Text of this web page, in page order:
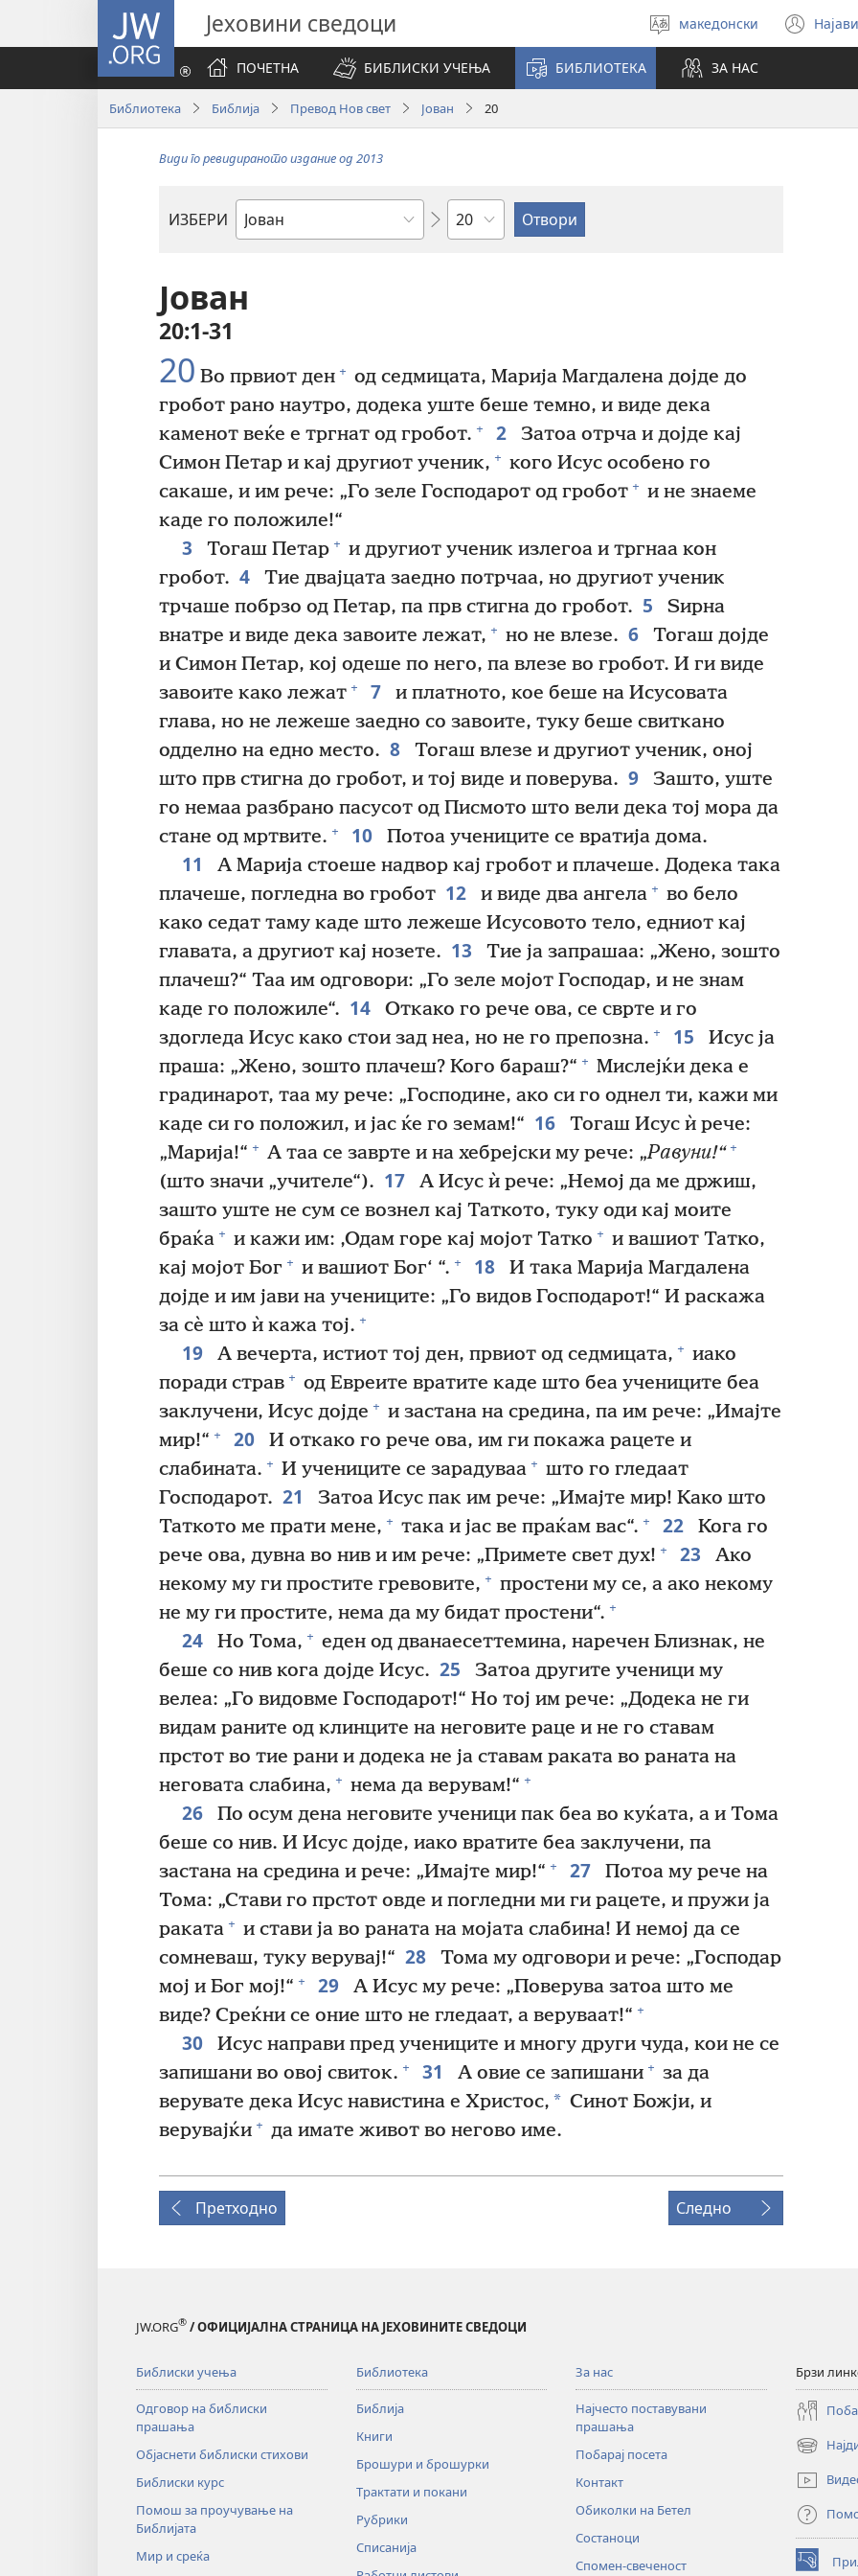
JW.ORG Јеховини сведоци
Избери
јазик
македонски
new
ПОЧЕТНА
БИБЛИСКИ УЧЕЊА БИБЛИОТЕКА ЗА НАС
Библиотека Библија Превод Нов свет Јован 20
Види го ревидираното издание од 2013
ИЗБЕРИ
Библиска
Поглавје
Јован
20:1-31
20 Во првиот ден + од седмицата, Марија Магдалена дојде до
гробот рано наутро, додека уште беше темно, и виде дека
каменот веќе е тргнат од гробот. + 2
Затоа отрча и дојде кај
Симон Петар и кај другиот ученик, + кого Исус особено го
сакаше, и им рече: „Го зеле Господарот од гробот + и не знаеме
каде го положиле!“
3 Тогаш Петар + и другиот ученик излегоа и тргнаа кон
гробот. 4
Тие двајцата заедно потрчаа, но другиот ученик
трчаше побрзо од Петар, па прв стигна до гробот. 5
Ѕирна
внатре и виде дека завоите лежат, + но не влезе. 6
Тогаш дојде
и Симон Петар, кој одеше по него, па влезе во гробот. И ги виде
завоите како лежат + 7
и платното, кое беше на Исусовата
глава, но не лежеше заедно со завоите, туку беше свиткано
одделно на едно место. 8
Тогаш влезе и другиот ученик, оној
што прв стигна до гробот, и тој виде и поверува. 9
Зашто, уште
го немаа разбрано пасусот од Писмото што вели дека тој мора да
стане од мртвите. + 10 Потоа учениците се вратија дома.
11
А Марија стоеше надвор кај гробот и плачеше. Додека така
плачеше, погледна во гробот 12 и виде два ангела + во бело
како седат таму каде што лежеше Исусовото тело, едниот кај
главата, а другиот кај нозете. 13
Тие ја запрашаа: „Жено, зошто
плачеш?“ Таа им одговори: „Го зеле мојот Господар, и не знам
каде го положиле“. 14
Откако го рече ова, се сврте и го
здогледа Исус како стои зад неа, но не го препозна. + 15
Исус ја
праша: „Жено, зошто плачеш? Кого бараш?“ + Мислејќи дека е
градинарот, таа му рече: „Господине, ако си го однел ти, кажи ми
каде си го положил, и јас ќе го земам!“ 16
Тогаш Исус ѝ рече:
„Марија!“ + А таа се заврте и на хебрејски му рече: „Равуни!“ +
(што значи „учителе“). 17
А Исус ѝ рече: „Немој да ме држиш,
зашто уште не сум се вознел кај Таткото, туку оди кај моите
браќа + и кажи им: ‚Одам горе кај мојот Татко + и вашиот Татко,
кај мојот Бог + и вашиот Бог‘ “. + 18
И така Марија Магдалена
дојде и им јави на учениците: „Го видов Господарот!“ И раскажа
за сѐ што ѝ кажа тој. +
19 А вечерта, истиот тој ден, првиот од седмицата, + иако
поради страв + од Евреите вратите каде што беа учениците беа
заклучени, Исус дојде + и застана на средина, па им рече: „Имајте
мир!“ + 20
И откако го рече ова, им ги покажа рацете и
слабината. + И учениците се зарадуваа + што го гледаат
Господарот. 21
Затоа Исус пак им рече: „Имајте мир! Како што
Таткото ме прати мене, + така и јас ве праќам вас“. + 22
Кога го
рече ова, дувна во нив и им рече: „Примете свет дух! + 23
Ако
некому му ги простите гревовите, + простени му се, а ако некому
не му ги простите, нема да му бидат простени“. +
24 Но Тома, + еден од дванаесеттемина, наречен Близнак, не
беше со нив кога дојде Исус. 25
Затоа другите ученици му
велеа: „Го видовме Господарот!“ Но тој им рече: „Додека не ги
видам раните од клинците на неговите раце и не го ставам
прстот во тие рани и додека не ја ставам раката во раната на
неговата слабина, + нема да верувам!“ +
26
По осум дена неговите ученици пак беа во куќата, а и Тома
беше со нив. И Исус дојде, иако вратите беа заклучени, па
застана на средина и рече: „Имајте мир!“ + 27
Потоа му рече на
Тома: „Стави го прстот овде и погледни ми ги рацете, и пружи ја
раката + и стави ја во раната на мојата слабина! И немој да се
сомневаш, туку верувај!“ 28
Тома му одговори и рече: „Господар
мој и Бог мој!“ + 29
А Исус му рече: „Поверува затоа што ме
виде? Среќни се оние што не гледаат, а веруваат!“ +
30
Исус направи пред учениците и многу други чуда, кои не се
запишани во овој свиток. + 31 А овие се запишани + за да
верувате дека Исус навистина е Христос, * Синот Божји, и
верувајќи + да имате живот во негово име.
Претходно Следно
JW.ORG® / ОФИЦИЈАЛНА СТРАНИЦА НА ЈЕХОВИНИТЕ СВЕДОЦИ
Библиски учења
Одговор на библиски
прашања
Објаснети библиски стихови
Библиски курс
Помош за проучување на
Библијата
Мир и среќа
Библиотека
Библија
Книги
Брошури и брошурки
Трактати и покани
Рубрики
Списанија
За нас
Најчесто поставувани
прашања
Побарај посета
Контакт
Обиколки на Бетел
Состаноци
Спомен-свеченост
Брзи
(opens
new
window)
(opens